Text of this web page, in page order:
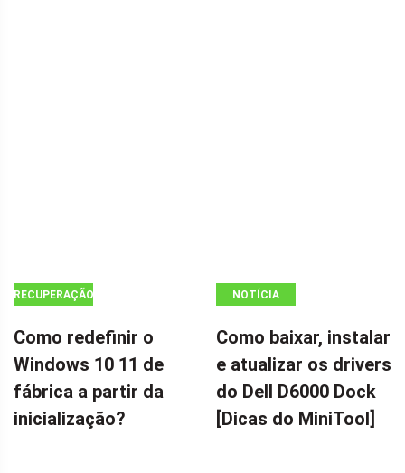
RECUPERAÇÃO
Como redefinir o
Windows 10 11 de
fábrica a partir da
inicialização?
NOTÍCIA
Como baixar, instalar
e atualizar os drivers
do Dell D6000 Dock
[Dicas do MiniTool]